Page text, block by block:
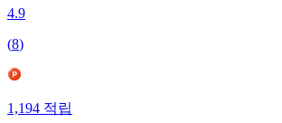
4.9
(8)
1,194적립